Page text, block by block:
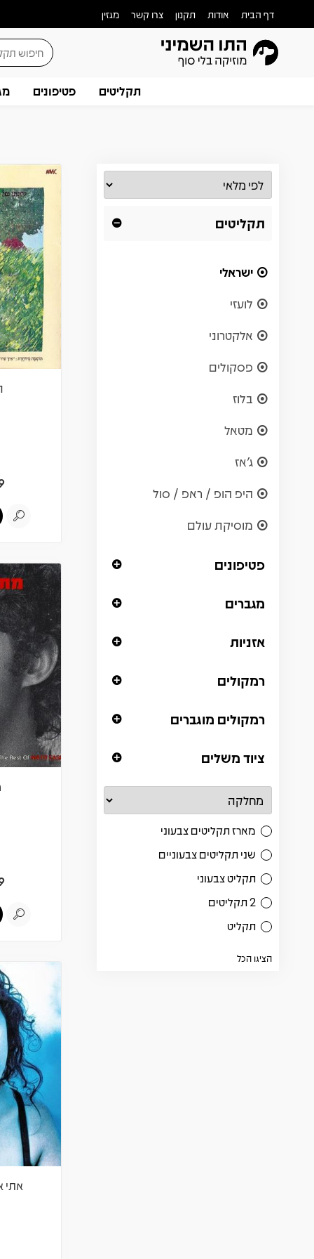
דף הבית אודות תקנון צרו קשר מגזין
תקליטים פטיפונים
תקליטים
ישראלי
לועזי
אלקטרוני
פסקולים
בלוז
מטאל
ג'אז
היפ הופ / ראפ / סול
מוסיקת עולם
פטיפונים
מגברים
אזניות
רמקולים
רמקולים מוגברים
ציוד משלים
מארז תקליטים צבעוני
שני תקליטים צבעוניים
תקליט צבעוני
2 תקליטים
תקליט
הציגו הכל
אתי